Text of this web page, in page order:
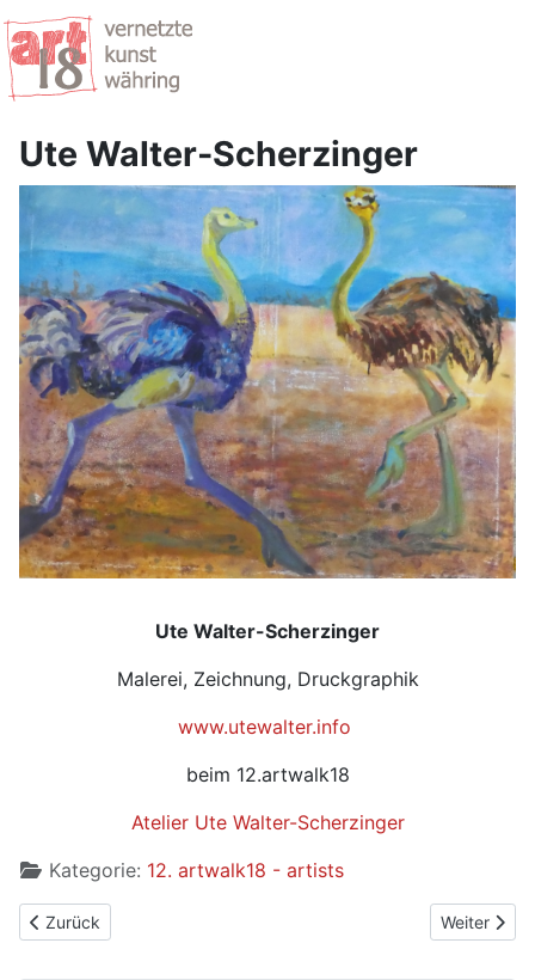
Ute Walter-Scherzinger
Ute Walter-Scherzinger
Malerei, Zeichnung, Druckgraphik
www.utewalter.info
beim 12.artwalk18
Atelier Ute Walter-Scherzinger
Kategorie: 12. artwalk18 - artists
Vorheriger Beitrag: Ute Kaiserreiner
Zurück Nächster
Weiter